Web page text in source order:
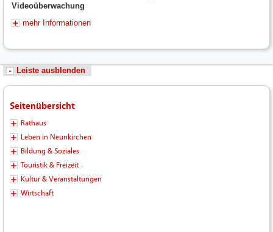
Videoüberwachung
mehr Informationen
Leiste ausblenden
Seitenübersicht
Rathaus
Leben in Neunkirchen
Bildung & Soziales
Touristik & Freizeit
Kultur & Veranstaltungen
Wirtschaft